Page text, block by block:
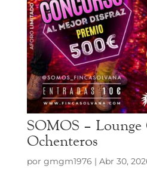
SOMOS – Lounge
Ochenteros
por gmgm1976 | Abr 30,